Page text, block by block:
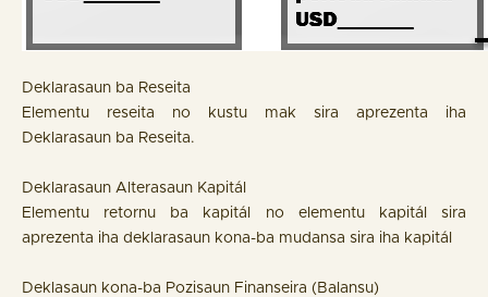
Deklarasaun ba Reseita
Elementu reseita no kustu mak sira aprezenta iha
Deklarasaun ba Reseita.
Deklarasaun Alterasaun Kapitál
Elementu retornu ba kapitál no elementu kapitál sira
aprezenta iha deklarasaun kona-ba mudansa sira iha kapitál
Deklasaun kona-ba Pozisaun Finanseira (Balansu)